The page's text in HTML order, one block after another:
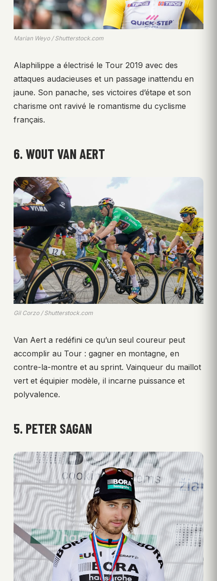
Marian Weyo / Shutterstock.com
Alaphilippe a électrisé le Tour 2019 avec des
attaques audacieuses et un passage inattendu en
jaune. Son panache, ses victoires d’étape et son
charisme ont ravivé le romantisme du cyclisme
français.
6. WOUT VAN AERT
Gil Corzo / Shutterstock.com
Van Aert a redéfini ce qu’un seul coureur peut
accomplir au Tour : gagner en montagne, en
contre-la-montre et au sprint. Vainqueur du maillot
vert et équipier modèle, il incarne puissance et
polyvalence.
5. PETER SAGAN